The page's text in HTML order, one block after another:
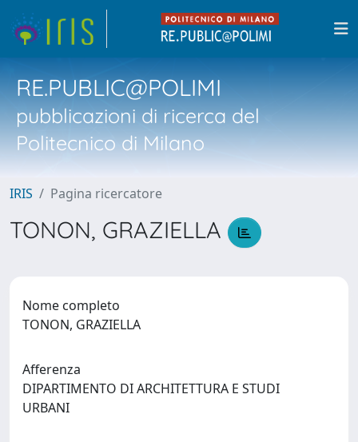
RE.PUBLIC@POLIMI
pubblicazioni di ricerca del
Politecnico di Milano
IRIS Pagina ricercatore
TONON, GRAZIELLA
Nome completo
TONON, GRAZIELLA
Afferenza
DIPARTIMENTO DI ARCHITETTURA E STUDI
URBANI